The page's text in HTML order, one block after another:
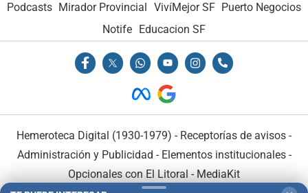
Podcasts Mirador Provincial VivíMejor SF Puerto Negocios
Notife
Educacion SF
Hemeroteca Digital (1930-1979) - Receptorías de avisos -
Administración y Publicidad - Elementos institucionales-
Opcionales con El Litoral - MediaKit